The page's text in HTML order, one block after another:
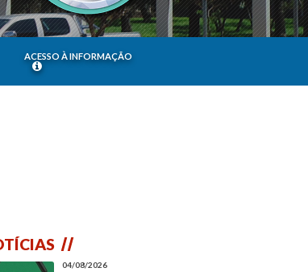
ACESSO À INFORMAÇÃO
04/08/2026